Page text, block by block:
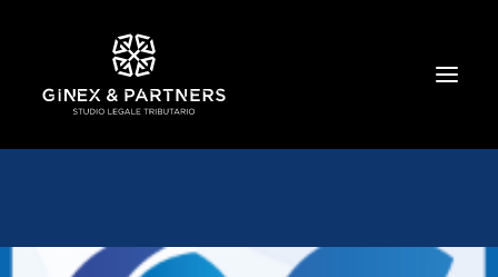
CHI SIAMO